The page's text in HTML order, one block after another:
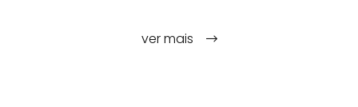
ver mais